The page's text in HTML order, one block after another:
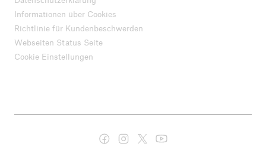
Informationen über Cookies
Richtlinie für Kundenbeschwerden
Webseiten Status Seite
Cookie Einstellungen